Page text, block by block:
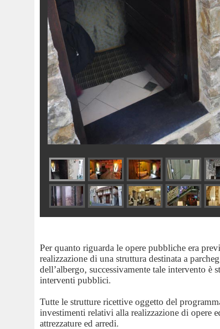
Per quanto riguarda le opere pubbliche era
realizzazione di una struttura destinata a
dell’albergo, successivamente tale intervento è
interventi pubblici.
Tutte le strutture ricettive oggetto del
investimenti relativi alla realizzazione di opere
attrezzature ed arredi.